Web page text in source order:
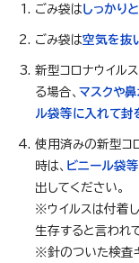
ごみ袋はしっかり
ごみ袋は空気を抜
新型コロナウイル
る場合、 マスクや
ル袋等に入れて封
使用済みの新型コ
時は、 ビニール袋
出してください。
※ウイルスは付着
生存すると言われ
※針のついた検査